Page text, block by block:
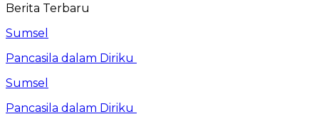
Berita Terbaru
Sumsel
Pancasila dalam Diriku
Sumsel
Pancasila dalam Diriku